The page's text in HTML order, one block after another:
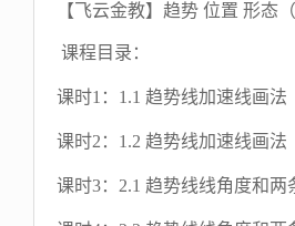
【飞云金教】趋势 位置 形态
课程目录：
课时1：1.1 趋势线加速线画法
课时2：1.2 趋势线加速线画法
课时3：2.1 趋势线线角度和